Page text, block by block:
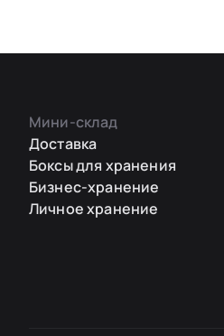
Мини-склад
Доставка
Боксы для хранения
Бизнес-хранение
Личное хранение